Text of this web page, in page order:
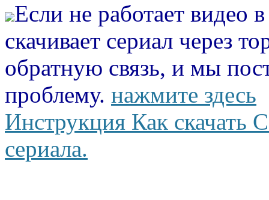
Если не работает видео
скачивает сериал через
обратную связь, и мы
проблему. нажмите здесь
Инструкция Как скачать
сериала.